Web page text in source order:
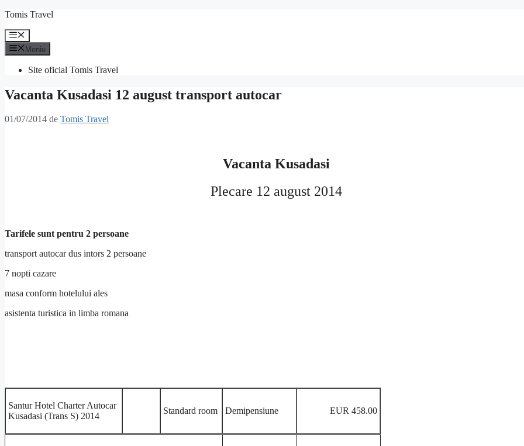
Sari
conținut
Tomis Travel
Meniu
Meniu
Site oficial Tomis Travel
Vacanta Kusadasi 12 august transport autocar
01/07/2014 de Tomis Travel
Vacanta Kusadasi
Plecare 12 august 2014
Tarifele sunt pentru 2 persoane
transport autocar dus intors 2 persoane
7 nopti cazare
masa conform hotelului ales
asistenta turistica in limba romana
Santur Hotel Charter Autocar
Kusadasi (Trans S) 2014
Standard room Demipensiune EUR 458.00